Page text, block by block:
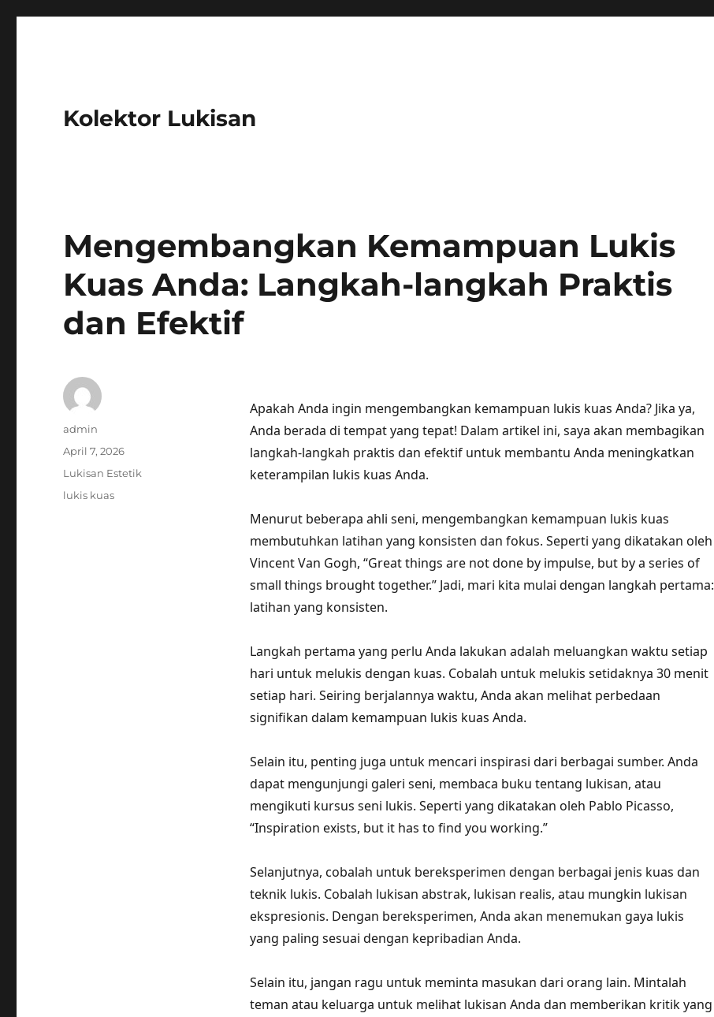
Kolektor Lukisan
Mengembangkan Kemampuan Lukis
Kuas Anda: Langkah-langkah Praktis
dan Efektif
Apakah Anda ingin mengembangkan kemampuan lukis kuas Anda? Jika ya,
Anda berada di tempat yang tepat! Dalam artikel ini, saya akan membagikan
langkah-langkah praktis dan efektif untuk membantu Anda meningkatkan
keterampilan lukis kuas Anda.
Menurut beberapa ahli seni, mengembangkan kemampuan lukis kuas
membutuhkan latihan yang konsisten dan fokus. Seperti yang dikatakan oleh
Vincent Van Gogh, “Great things are not done by impulse, but by a series of
small things brought together.” Jadi, mari kita mulai dengan langkah pertama:
latihan yang konsisten.
Langkah pertama yang perlu Anda lakukan adalah meluangkan waktu setiap
hari untuk melukis dengan kuas. Cobalah untuk melukis setidaknya 30 menit
setiap hari. Seiring berjalannya waktu, Anda akan melihat perbedaan
signifikan dalam kemampuan lukis kuas Anda.
Selain itu, penting juga untuk mencari inspirasi dari berbagai sumber. Anda
dapat mengunjungi galeri seni, membaca buku tentang lukisan, atau
mengikuti kursus seni lukis. Seperti yang dikatakan oleh Pablo Picasso,
“Inspiration exists, but it has to find you working.”
Selanjutnya, cobalah untuk bereksperimen dengan berbagai jenis kuas dan
teknik lukis. Cobalah lukisan abstrak, lukisan realis, atau mungkin lukisan
ekspresionis. Dengan bereksperimen, Anda akan menemukan gaya lukis
yang paling sesuai dengan kepribadian Anda.
Selain itu, jangan ragu untuk meminta masukan dari orang lain. Mintalah
teman atau keluarga untuk melihat lukisan Anda dan memberikan kritik yang
Author
admin
Posted
April 7, 2026
Categories
Lukisan Estetik
Tags
lukis kuas